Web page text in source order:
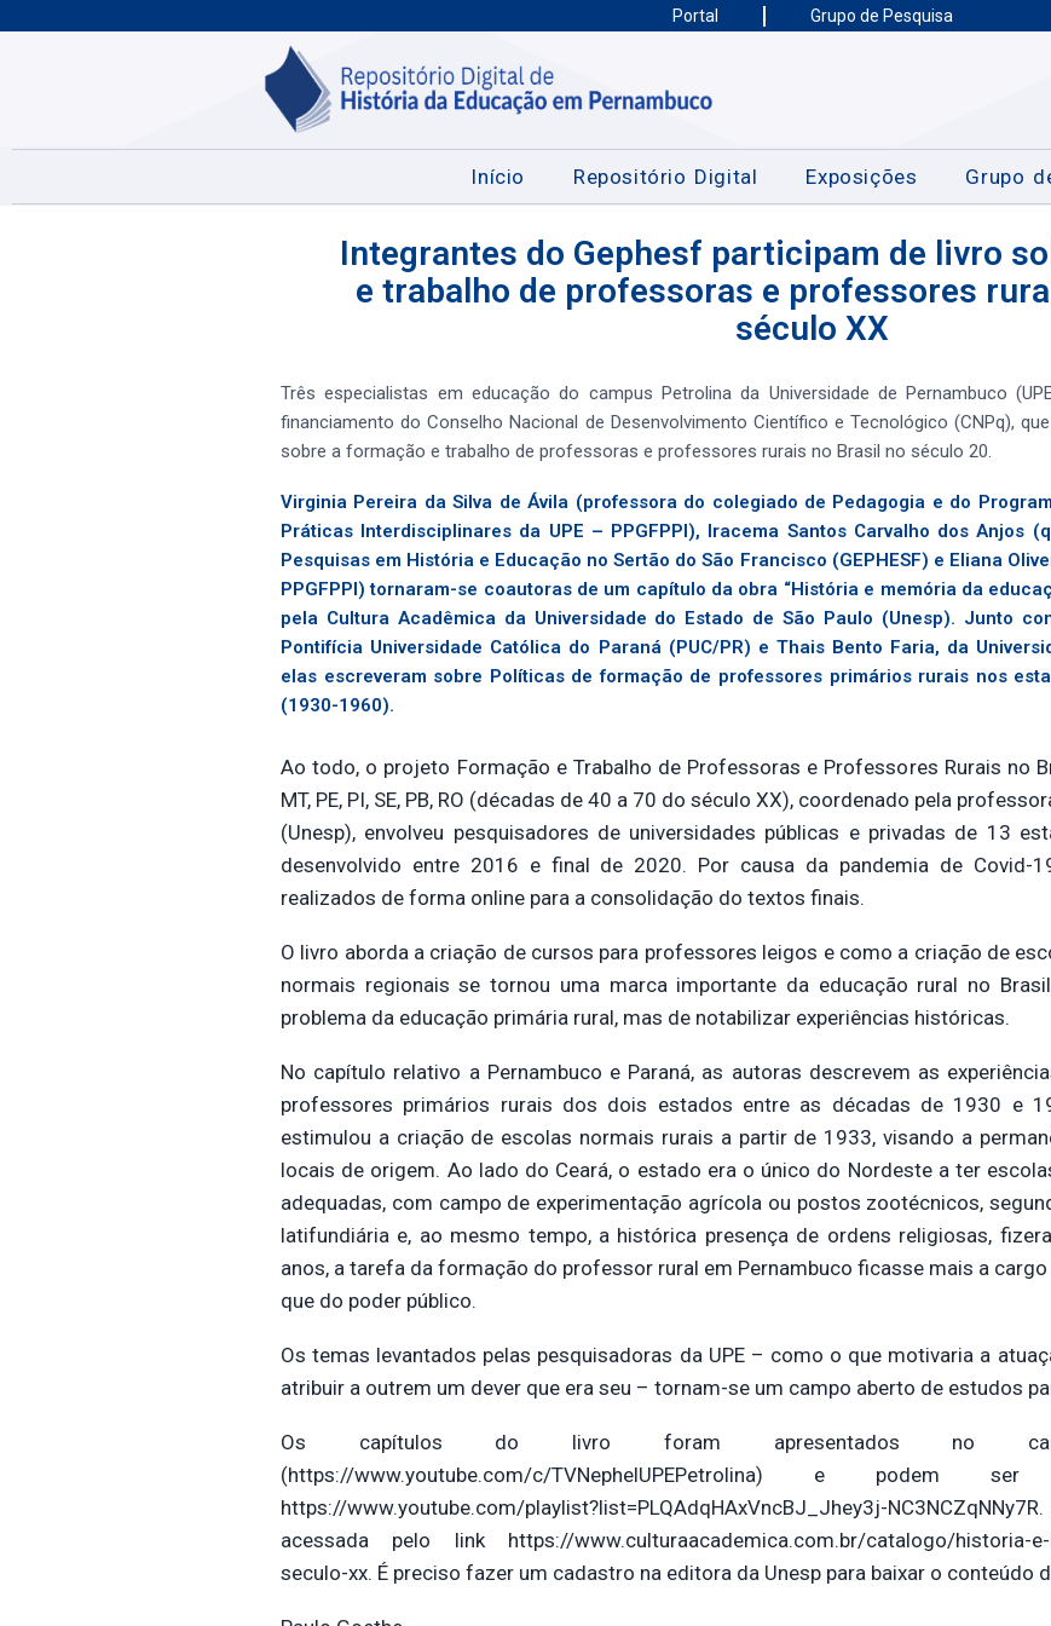
Portal Grupo de Pesquisa
Início Repositório Digital Exposições Grupo
Integrantes do Gephesf participam de livro
e trabalho de professoras e professores
século XX
Três especialistas em educação do campus Petrolina da Universidade de Pernambuco
financiamento do Conselho Nacional de Desenvolvimento Científico e Tecnológico (CNPq),
sobre a formação e trabalho de professoras e professores rurais no Brasil no século 20.
Virginia Pereira da Silva de Ávila (professora do colegiado de Pedagogia e do
Práticas Interdisciplinares da UPE – PPGFPPI), Iracema Santos Carvalho dos Anjos
Pesquisas em História e Educação no Sertão do São Francisco (GEPHESF) e Eliana
PPGFPPI) tornaram-se coautoras de um capítulo da obra “História e memória da
pela Cultura Acadêmica da Universidade do Estado de São Paulo (Unesp). Junto
Pontifícia Universidade Católica do Paraná (PUC/PR) e Thais Bento Faria, da
elas escreveram sobre Políticas de formação de professores primários rurais nos
(1930-1960).
Ao todo, o projeto Formação e Trabalho de Professoras e Professores Rurais no
MT, PE, PI, SE, PB, RO (décadas de 40 a 70 do século XX), coordenado pela
(Unesp), envolveu pesquisadores de universidades públicas e privadas de 13
desenvolvido entre 2016 e final de 2020. Por causa da pandemia de Covid-
realizados de forma online para a consolidação do textos finais.
O livro aborda a criação de cursos para professores leigos e como a criação de
normais regionais se tornou uma marca importante da educação rural no
problema da educação primária rural, mas de notabilizar experiências históricas.
No capítulo relativo a Pernambuco e Paraná, as autoras descrevem as
professores primários rurais dos dois estados entre as décadas de 1930 e
estimulou a criação de escolas normais rurais a partir de 1933, visando a
locais de origem. Ao lado do Ceará, o estado era o único do Nordeste a ter
adequadas, com campo de experimentação agrícola ou postos zootécnicos,
latifundiária e, ao mesmo tempo, a histórica presença de ordens religiosas,
anos, a tarefa da formação do professor rural em Pernambuco ficasse mais a
que do poder público.
Os temas levantados pelas pesquisadoras da UPE – como o que motivaria a
atribuir a outrem um dever que era seu – tornam-se um campo aberto de estudos
Os capítulos do livro foram apresentados no
(https://www.youtube.com/c/TVNephelUPEPetrolina) e
https://www.youtube.com/playlist?list=PLQAdqHAxVncBJ_Jhey3j-
acessada pelo link https://www.culturaacademica.com.br/catalogo/historia-e-
seculo-xx. É preciso fazer um cadastro na editora da Unesp para baixar o conteúdo